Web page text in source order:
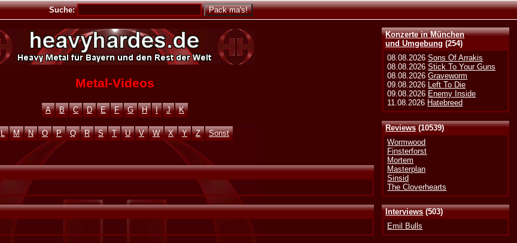
Suche:
Konzerte in München
und Umgebung (254)
08.08.2026Sons Of Arrakis
08.08.2026Stick To Your Guns
08.08.2026Graveworm
09.08.2026 Left To Die
09.08.2026 Enemy Inside
11.08.2026 Hatebreed
Reviews(10539)
Wormwood
Finsterforst
Mortem
Masterplan
Sinsid
The Cloverhearts
Interviews(503)
Emil Bulls
Metal-Videos
A B C D E F G H I J K
L M N O P Q R S T U V W X Y Z Sonst